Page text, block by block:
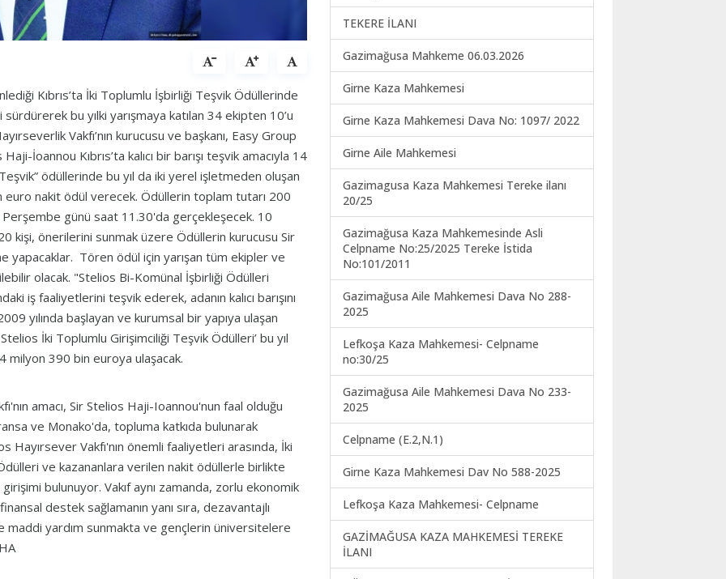
Kıbrıs’ta İki Toplumlu İşbirliği Teşvik Ödüllerinde
bu yılki yarışmaya katılan 34 ekipten 10’u
Vakfı’nın kurucusu ve başkanı, Easy Group
İoannou Kıbrıs’ta kalıcı bir barışı teşvik amacıyla 14
ödüllerinde bu yıl da iki yerel işletmeden oluşan
nakit ödül verecek. Ödüllerin toplam tutarı 200
günü saat 11.30'da gerçekleşecek. 10
kişi, önerilerini sunmak üzere Ödüllerin kurucusu Sir
yapacaklar. Tören ödül için yarışan tüm ekipler ve
olacak. "Stelios Bi-Komünal İşbirliği Ödülleri
iş faaliyetlerini teşvik ederek, adanın kalıcı barışını
yılında başlayan ve kurumsal bir yapıya ulaşan
İki Toplumlu Girişimciliği Teşvik Ödülleri’ bu yıl
390 bin euroya ulaşacak.
amacı, Sir Stelios Haji-Ioannou'nun faal olduğu
ve Monako'da, topluma katkıda bulunarak
Vakfı'nın önemli faaliyetleri arasında, İki
ve kazananlara verilen nakit ödüllerle birlikte
bulunuyor. Vakıf aynı zamanda, zorlu ekonomik
destek sağlamanın yanı sıra, dezavantajlı
yardım sunmakta ve gençlerin üniversitelere
TEKERE İLANI
Gazimağusa Mahkeme 06.03.2026
Girne Kaza Mahkemesi
Girne Kaza Mahkemesi Dava No: 1097/ 2022
Girne Aile Mahkemesi
Gazimagusa Kaza Mahkemesi Tereke ilanı
20/25
Gazimağusa Kaza Mahkemesinde Asli
Celpname No:25/2025 Tereke İstida
No:101/2011
Gazimağusa Aile Mahkemesi Dava No 288-
2025
Lefkoşa Kaza Mahkemesi- Celpname
no:30/25
Gazimağusa Aile Mahkemesi Dava No 233-
2025
Celpname (E.2,N.1)
Girne Kaza Mahkemesi Dav No 588-2025
Lefkoşa Kaza Mahkemesi- Celpname
GAZİMAĞUSA KAZA MAHKEMESİ TEREKE
İLANI